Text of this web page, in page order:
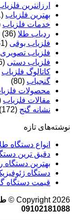
ارزانترین
بهترین فلزیاب (121)
خدمات فلزیاب
ردیاب طلا (36)
فلزیاب بوقی (151)
فلزیاب تصویری
فلزیاب دستی (26)
کاتالوگ فلزیاب
گنجیاب (80)
محصولات
مقالات فلزیاب
نشانه گنج (172)
نوشته‌های تازه
انواع دستگاه
دقیق ترین
بهترین دستگاه
دستگاه
قیمت دستگاه
Copyright 2026 ©
09102181088